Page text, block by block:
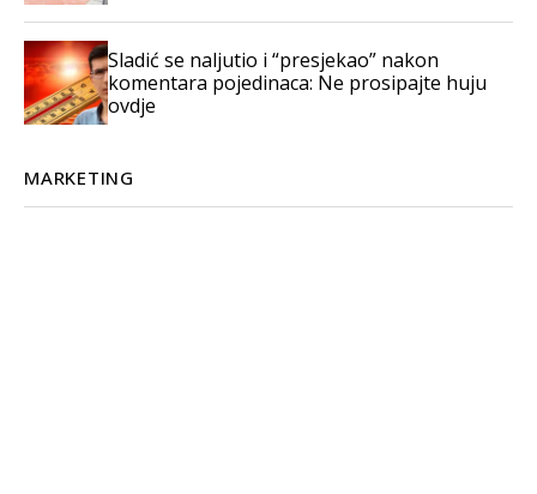
Sladić se naljutio i “presjekao” nakon
komentara pojedinaca: Ne prosipajte huju
ovdje
MARKETING